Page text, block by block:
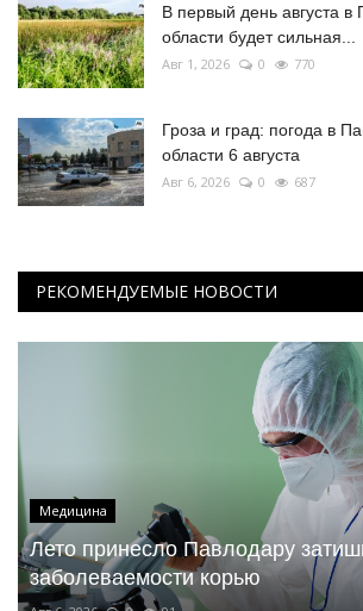
В первый день августа в
области будет сильная...
Авг 1, 2026 0 770
Гроза и град: погода в
области 6 августа
Авг 6, 2026 0 687
РЕКОМЕНДУЕМЫЕ НОВОСТИ
Медицина
Лето принесло Павлодару
заболеваемости корью